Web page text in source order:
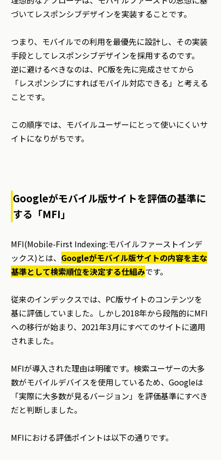
づいてレスポンシブデザインを実装することです。
つまり、モバイルでの利用を最優先に設計し、その実装
手段としてレスポンシブデザインを採用するのです。
逆に避けるべきなのは、PC版を先に完成させてから
「レスポンシブにすればモバイル対応できる」と考える
ことです。
この順序では、モバイルユーザーにとって使いにくいサ
イトになりがちです。
Googleがモバイル版サイトを評価の基準に
する「MFI」
MFI(Mobile-First Indexing:モバイルファーストインデ
ックス)とは、 Googleがモバイル版サイトの内容を主な
基準として検索順位を決定する仕組みです。
従来のインデックスでは、PC版サイトのコンテンツを
基に評価していました。しかし2018年から段階的にMFI
への移行が始まり、2021年3月にすべてのサイトに適用
されました。
MFIが導入された理由は明確です。検索ユーザーの大多
数がモバイルデバイスを使用しているため、Googleは
「実際に大多数が見るバージョン」を評価基準にすべき
だと判断しました。
MFIにおける評価ポイントは以下の通りです。